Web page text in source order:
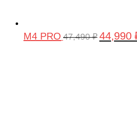
M4 PRO 47,490₽ 44,990